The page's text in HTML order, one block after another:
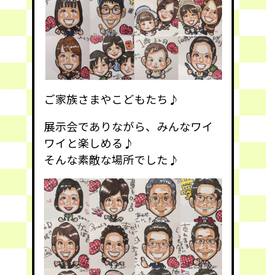
ご家族さまやこどもたち♪
展示会でありながら、みんなワイ
ワイと楽しめる♪
そんな素敵な場所でした♪